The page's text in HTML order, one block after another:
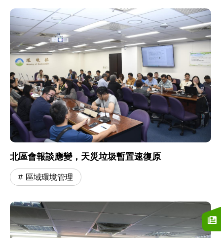
北區會報談應變，天災垃圾暫置速復原
區域環境管理